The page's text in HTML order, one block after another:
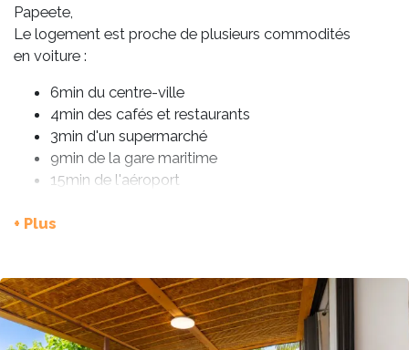
Papeete,
Le logement est proche de plusieurs commodités
en voiture :
6min du centre-ville
4min des cafés et restaurants
3min d'un supermarché
9min de la gare maritime
15min de l'aéroport
20min du centre-ville
15min de cafés et restaurants
15min d'un supermarché
30min de la gare maritime
+ Plus